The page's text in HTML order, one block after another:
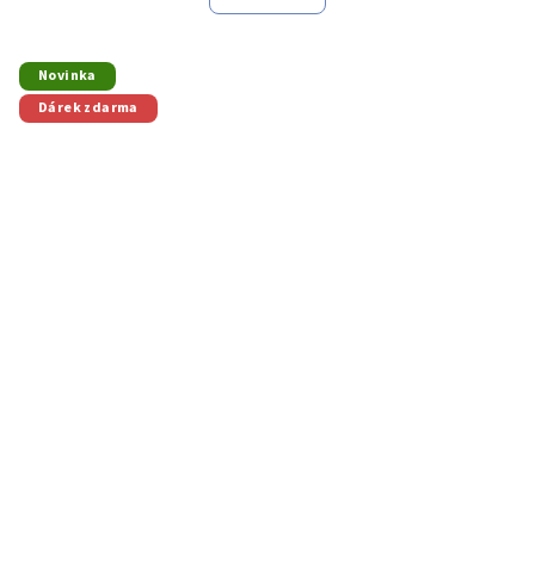
Novinka
Dárek zdarma